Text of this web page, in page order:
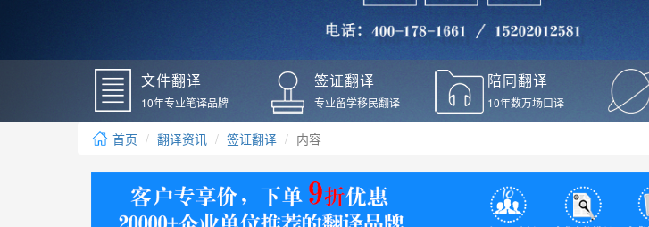
德语翻译
葡萄牙语翻译
毕业证翻译
户口本翻译
学位证翻译
身份证翻译
驾照翻译
疫苗本翻译
新冠疫苗接种证明翻译
核酸检测报告英文版翻
译
文件翻译
10年专业笔译品牌
签证翻译
专业留学移民翻译
陪同翻译
10年数万场口译
首页 翻译资讯 签证翻译 内容